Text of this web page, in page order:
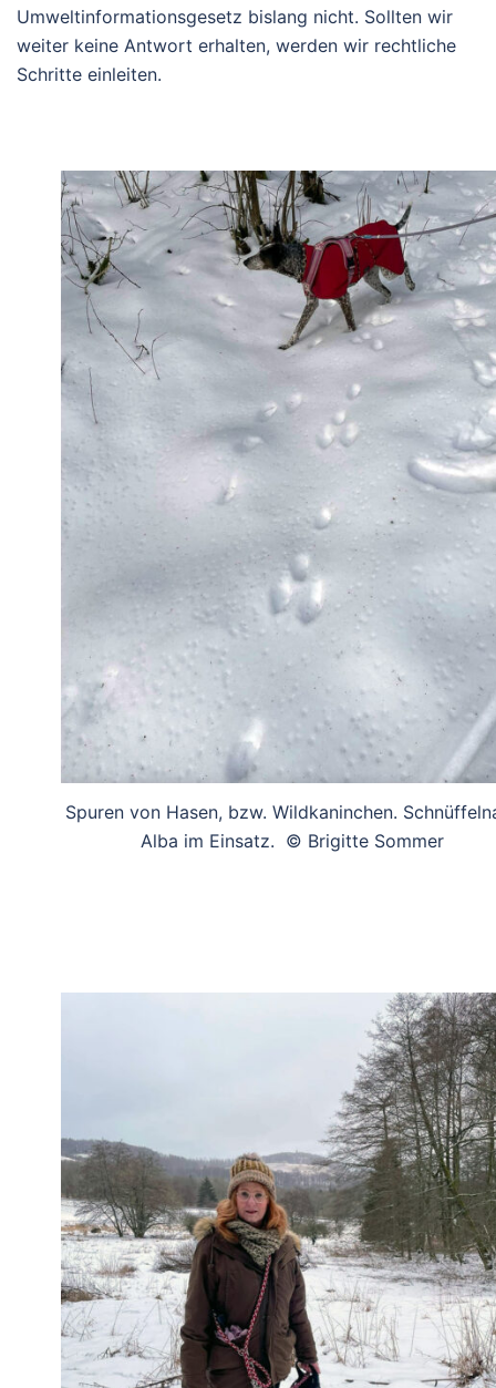
Umweltinformationsgesetz bislang nicht. Sollten wir
weiter keine Antwort erhalten, werden wir rechtliche
Schritte einleiten.
Spuren von Hasen, bzw. Wildkaninchen.
Alba im Einsatz. © Brigitte Sommer